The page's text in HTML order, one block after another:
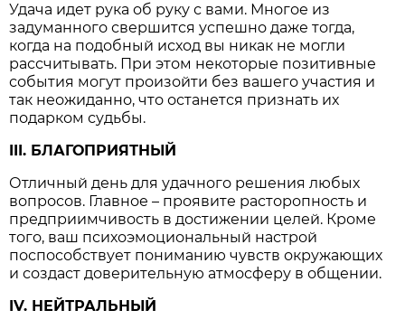
Удача идет рука об руку с вами. Многое из
задуманного свершится успешно даже тогда,
когда на подобный исход вы никак не могли
рассчитывать. При этом некоторые позитивные
события могут произойти без вашего участия и
так неожиданно, что останется признать их
подарком судьбы.
III. БЛАГОПРИЯТНЫЙ
Отличный день для удачного решения любых
вопросов. Главное – проявите расторопность и
предприимчивость в достижении целей. Кроме
того, ваш психоэмоциональный настрой
поспособствует пониманию чувств окружающих
и создаст доверительную атмосферу в общении.
IV. НЕЙТРАЛЬНЫЙ